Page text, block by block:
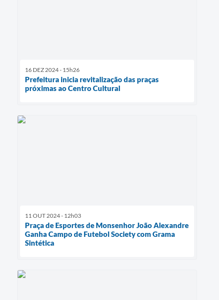
16 DEZ 2024 - 15h26
Prefeitura inicia revitalização das praças
próximas ao Centro Cultural
11 OUT 2024 - 12h03
Praça de Esportes de Monsenhor João Alexandre
Ganha Campo de Futebol Society com Grama
Sintética